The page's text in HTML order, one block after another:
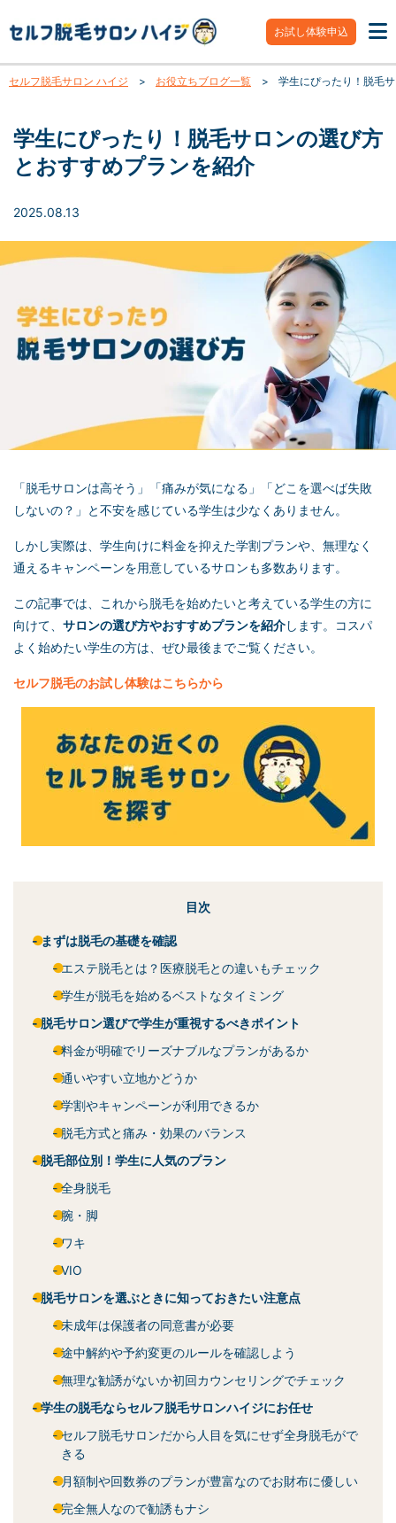
お試し体験申込
セルフ脱毛サロン ハイジ > お役立ちブログ一覧 > 学生にぴったり！脱毛
学生にぴったり！脱毛サロンの選び方
とおすすめプランを紹介
2025.08.13
「脱毛サロンは高そう」「痛みが気になる」「どこを選べば失敗
しないの？」と不安を感じている学生は少なくありません。
しかし実際は、学生向けに料金を抑えた学割プランや、無理なく
通えるキャンペーンを用意しているサロンも多数あります。
この記事では、これから脱毛を始めたいと考えている学生の方に
向けて、 サロンの選び方やおすすめプランを紹介します。コスパ
よく始めたい学生の方は、ぜひ最後までご覧ください。
セルフ脱毛のお試し体験はこちらから
目次
まずは脱毛の基礎を確認
エステ脱毛とは？医療脱毛との違いもチェック
学生が脱毛を始めるベストなタイミング
脱毛サロン選びで学生が重視するべきポイント
料金が明確でリーズナブルなプランがあるか
通いやすい立地かどうか
学割やキャンペーンが利用できるか
脱毛方式と痛み・効果のバランス
脱毛部位別！学生に人気のプラン
全身脱毛
腕・脚
ワキ
VIO
脱毛サロンを選ぶときに知っておきたい注意点
未成年は保護者の同意書が必要
途中解約や予約変更のルールを確認しよう
無理な勧誘がないか初回カウンセリングでチェック
学生の脱毛ならセルフ脱毛サロンハイジにお任せ
セルフ脱毛サロンだから人目を気にせず全身脱毛がで
きる
月額制や回数券のプランが豊富なのでお財布に優しい
完全無人なので勧誘もナシ